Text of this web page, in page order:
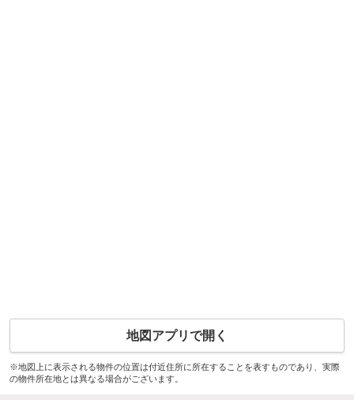
地図アプリで開く
※地図上に表示される物件の位置は付近住所に所在することを表すものであり、実際
の物件所在地とは異なる場合がございます。